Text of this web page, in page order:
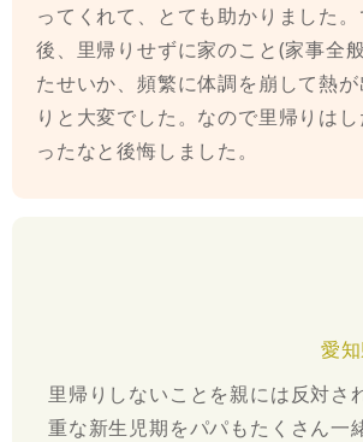
ってくれて、とても助かりました
後、里帰りせずに家のこと(家事全
たせいか、頻繁に体調を崩して熱
りと大変でした。なので里帰りは
ったなと後悔しました。
愛
里帰りしないことを親には反対さ
重な新生児期をパパもたくさん一